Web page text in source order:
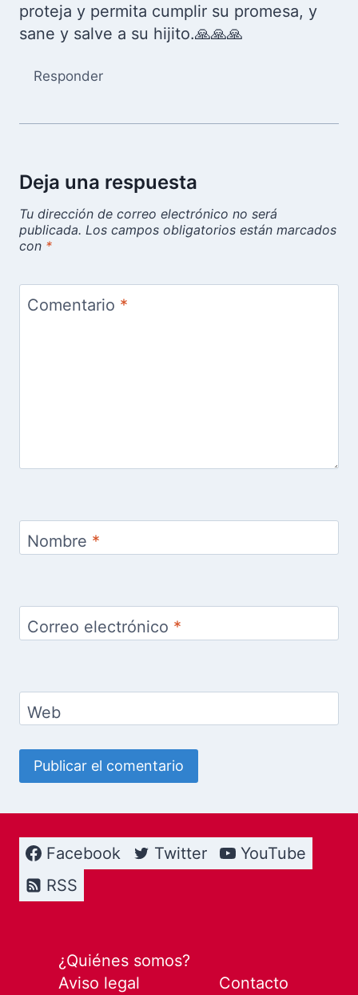
proteja y permita cumplir su promesa, y
sane y salve a su hijito.🙏🙏🙏
Responder
Deja una respuesta
Tu dirección de correo electrónico no será
publicada. Los campos obligatorios están marcados
con *
Comentario *
Nombre *
Correo electrónico *
Web
Facebook Twitter
YouTube
RSS
¿Quiénes somos?
Aviso legal
Contacto